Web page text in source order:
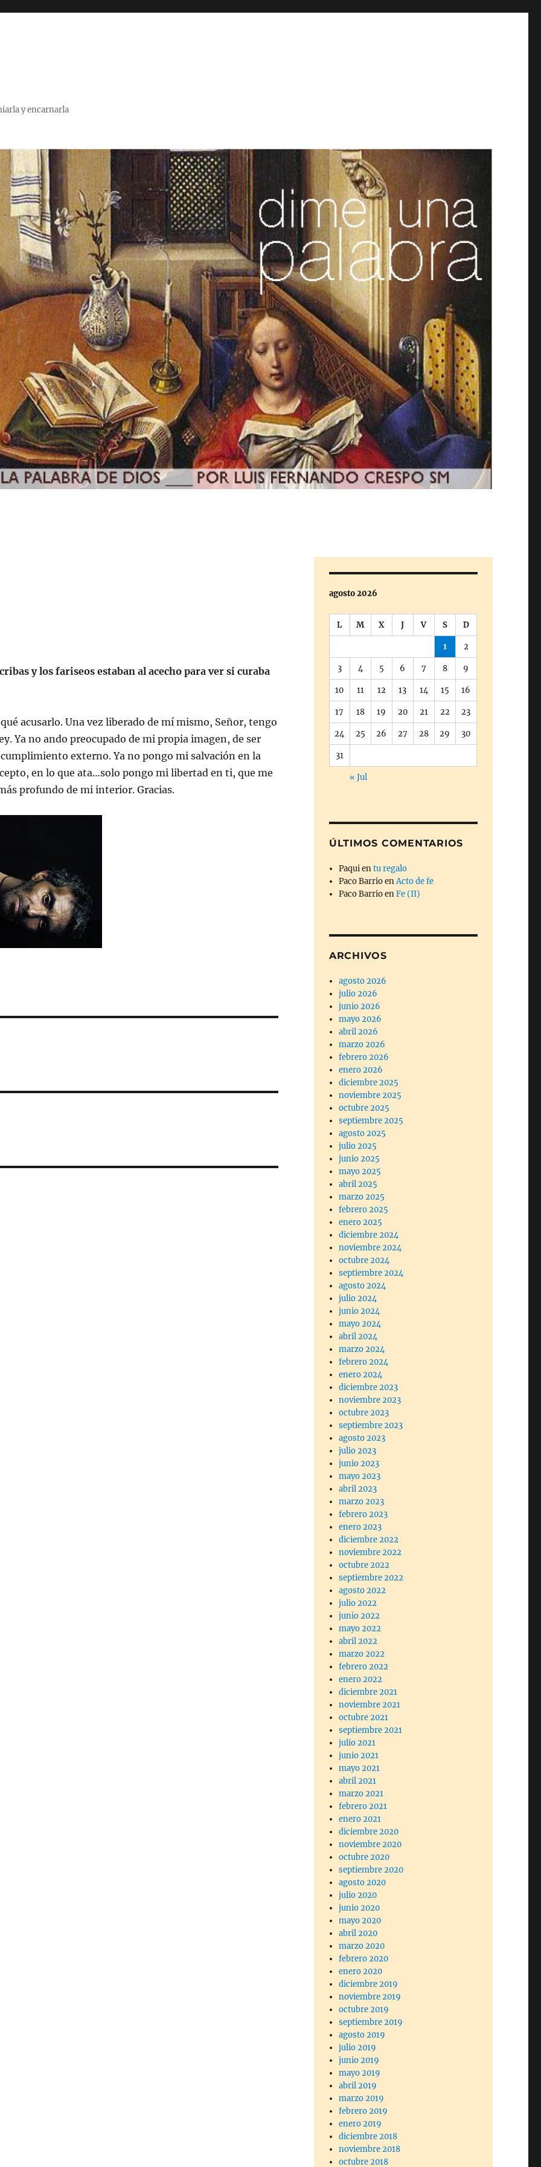
y encarnarla
y los fariseos estaban al acecho para ver si curaba
acusarlo. Una vez liberado de mí mismo, Señor, tengo
Ya no ando preocupado de mi propia imagen, de ser
externo. Ya no pongo mi salvación en la
en lo que ata…solo pongo mi libertad en ti, que me
profundo de mi interior. Gracias.
agosto 2026
L M X J V S D
1 2
3 4 5 6 7 8 9
10 11 12 13 14 15 16
17 18 19 20 21 22 23
24 25 26 27 28 29 30
31
« Jul
ÚLTIMOS COMENTARIOS
Paquientu regalo
Paco BarrioenActo de fe
Paco BarrioenFe (II)
ARCHIVOS
agosto 2026
julio 2026
junio 2026
mayo 2026
abril 2026
marzo 2026
febrero 2026
enero 2026
diciembre 2025
noviembre 2025
octubre 2025
septiembre 2025
agosto 2025
julio 2025
junio 2025
mayo 2025
abril 2025
marzo 2025
febrero 2025
enero 2025
diciembre 2024
noviembre 2024
octubre 2024
septiembre 2024
agosto 2024
julio 2024
junio 2024
mayo 2024
abril 2024
marzo 2024
febrero 2024
enero 2024
diciembre 2023
noviembre 2023
octubre 2023
septiembre 2023
agosto 2023
julio 2023
junio 2023
mayo 2023
abril 2023
marzo 2023
febrero 2023
enero 2023
diciembre 2022
noviembre 2022
octubre 2022
septiembre 2022
agosto 2022
julio 2022
junio 2022
mayo 2022
abril 2022
marzo 2022
febrero 2022
enero 2022
diciembre 2021
noviembre 2021
octubre 2021
septiembre 2021
julio 2021
junio 2021
mayo 2021
abril 2021
marzo 2021
febrero 2021
enero 2021
diciembre 2020
noviembre 2020
octubre 2020
septiembre 2020
agosto 2020
julio 2020
junio 2020
mayo 2020
abril 2020
marzo 2020
febrero 2020
enero 2020
diciembre 2019
noviembre 2019
octubre 2019
septiembre 2019
agosto 2019
julio 2019
junio 2019
mayo 2019
abril 2019
marzo 2019
febrero 2019
enero 2019
diciembre 2018
noviembre 2018
octubre 2018